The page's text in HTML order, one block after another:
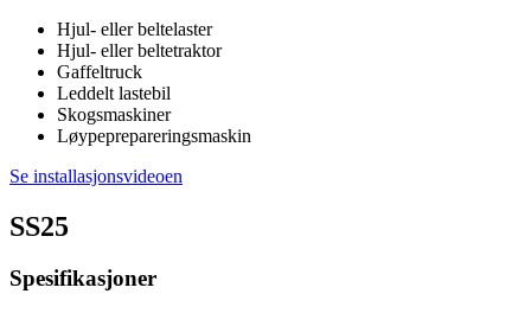
Hjul- eller beltelaster
Hjul- eller beltetraktor
Gaffeltruck
Leddelt lastebil
Skogsmaskiner
Løypeprepareringsmaskin
Se installasjonsvideoen
SS25
Spesifikasjoner